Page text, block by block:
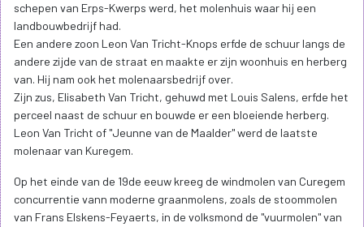
schepen van Erps-Kwerps werd, het molenhuis waar hij een
landbouwbedrijf had.
Een andere zoon Leon Van Tricht-Knops erfde de schuur langs de
andere zijde van de straat en maakte er zijn woonhuis en herberg
van. Hij nam ook het molenaarsbedrijf over.
Zijn zus, Elisabeth Van Tricht, gehuwd met Louis Salens, erfde het
perceel naast de schuur en bouwde er een bloeiende herberg.
Leon Van Tricht of "Jeunne van de Maalder" werd de laatste
molenaar van Kuregem.
Op het einde van de 19de eeuw kreeg de windmolen van Curegem
concurrentie vann moderne graanmolens, zoals de stoommolen
van Frans Elskens-Feyaerts, in de volksmond de "vuurmolen" van